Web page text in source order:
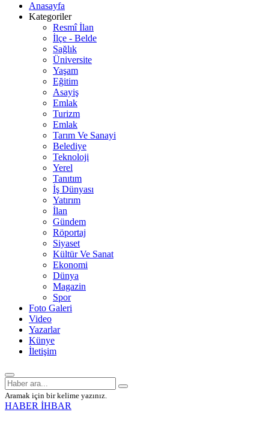
Anasayfa
Kategoriler
Resmî İlan
İlçe - Belde
Sağlık
Üniversite
Yaşam
Eğitim
Asayiş
Emlak
Turizm
Emlak
Tarım Ve Sanayi
Belediye
Teknoloji
Yerel
Tanıtım
İş Dünyası
Yatırım
İlan
Gündem
Röportaj
Siyaset
Kültür Ve Sanat
Ekonomi
Dünya
Magazin
Spor
Foto Galeri
Video
Yazarlar
Künye
İletişim
Aramak için bir kelime yazınız.
HABER İHBAR